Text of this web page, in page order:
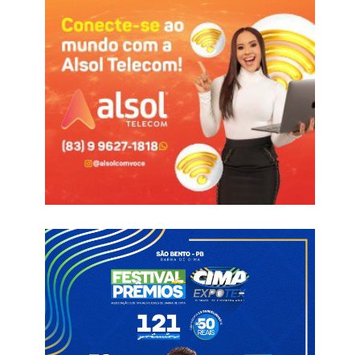
Desde a queda do Galo no Paraibano, especulava-se sobre se
Dione seguiria no Estádio Presidente Vargas. Em certo
momento a permanência do meia no Alvinegro foi vista como
difícil, haja vista propostas de clubes de divisões superiores
pelo jogador. Porém, nos últimos dias, diretoria e atleta
alinharam os termos e, finalmente, chegaram a um
denominador comum.
Em coletiva realizada nesta segunda-feira (24) no Estádio
Presidente Vargas, o presidente do Treze, Artur Bolinha, foi
jogador. Ainda sobre a montagem do elenco para a Série D do
Brasileirão, há a expectativa de chegada de, pelo menos, oito
jogadores nos próximos dias.
Com Felipe Surian já em Campina Grande, a expectativa é que a
reformulação do elenco galista, com renovações, dispensas e